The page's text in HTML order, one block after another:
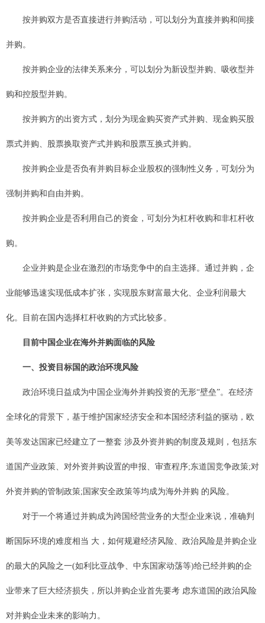
按并购双方是否直接进行并购活动，可以划分为直接并购和间接
并购。
按并购企业的法律关系来分，可以划分为新设型并购、吸收型并
购和控股型并购。
按并购方的出资方式，划分为现金购买资产式并购、现金购买股
票式并购、股票换取资产式并购和股票互换式并购。
按并购企业是否负有并购目标企业股权的强制性义务，可划分为
强制并购和自由并购。
按并购企业是否利用自己的资金，可划分为杠杆收购和非杠杆收
购。
企业并购是企业在激烈的市场竞争中的自主选择。通过并购，企
业能够迅速实现低成本扩张，实现股东财富最大化、企业利润最大
化。目前在国内选择杠杆收购的方式比较多。
目前中国企业在海外并购面临的风险
一、投资目标国的政治环境风险
政治环境日益成为中国企业海外并购投资的无形“壁垒”。在经济
全球化的背景下，基于维护国家经济安全和本国经济利益的驱动，欧
美等发达国家已经建立了一整套 涉及外资并购的制度及规则，包括东
道国产业政策、对外资并购设置的申报、审查程序;东道国竞争政策;对
外资并购的管制政策;国家安全政策等均成为海外并购 的风险。
对于一个将通过并购成为跨国经营业务的大型企业来说，准确判
断国际环境的难度相当 大，如何规避经济风险、政治风险是并购企业
的最大的风险之一(如利比亚战争、中东国家动荡等)给已经并购的企
业带来了巨大经济损失，所以并购企业首先要考 虑东道国的政治风险
对并购企业未来的影响力。